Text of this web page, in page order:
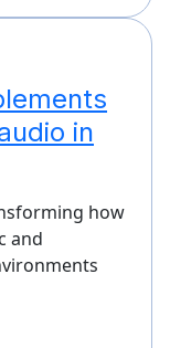
in
how
and